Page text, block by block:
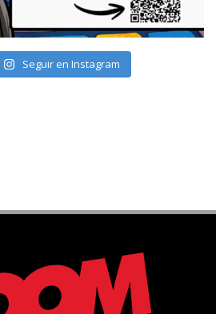
Seguir en Instagram